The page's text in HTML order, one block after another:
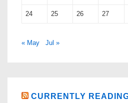
24 25 26 27
« May Jul »
CURRENTLY